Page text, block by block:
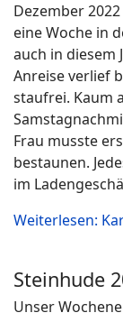
Dezember
eine Woche in
auch in diesem
Anreise verlief
staufrei. Kaum
Frau musste
bestaunen.
im
Weiterlesen:
Steinhude
Unser